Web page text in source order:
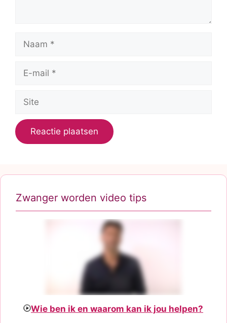
mail
Zwanger worden video tips
Wie ben ik en waarom kan ik jou helpen?